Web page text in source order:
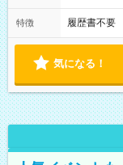
特徴 履歴書不要
気になる！